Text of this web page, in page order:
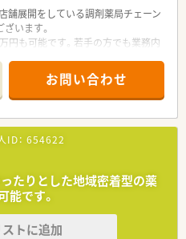
舗展開をしている調剤薬局チェーン
います。
も可能です。若手の方でも業務内
もございます！遠方からのご通勤で
。
お問い合わせ
ID： 654622
たりとした地域密着型の薬
能です。
トに追加